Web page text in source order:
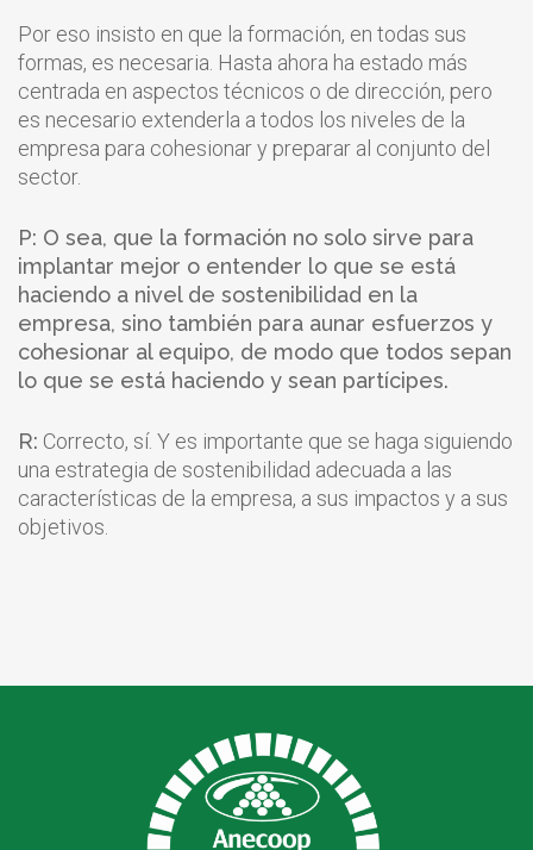
Por eso insisto en que la formación, en todas sus
formas, es necesaria. Hasta ahora ha estado más
centrada en aspectos técnicos o de dirección, pero
es necesario extenderla a todos los niveles de la
empresa para cohesionar y preparar al conjunto del
sector.
P: O sea, que la formación no solo sirve para
implantar mejor o entender lo que se está
haciendo a nivel de sostenibilidad en la
empresa, sino también para aunar esfuerzos y
cohesionar al equipo, de modo que todos sepan
lo que se está haciendo y sean partícipes.
R: Correcto, sí. Y es importante que se haga siguiendo
una estrategia de sostenibilidad adecuada a las
características de la empresa, a sus impactos y a sus
objetivos.